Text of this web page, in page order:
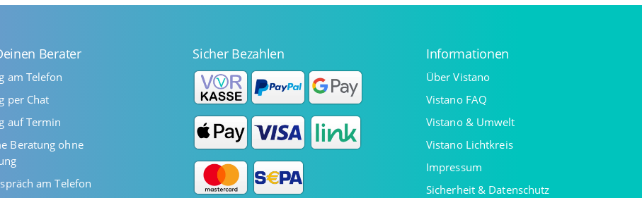
Berater
am Telefon
per Chat
auf Termin
Beratung ohne
am Telefon
Sicher Bezahlen Informationen
Über Vistano
Vistano FAQ
Vistano & Umwelt
Vistano Lichtkreis
Impressum
Sicherheit & Datenschutz